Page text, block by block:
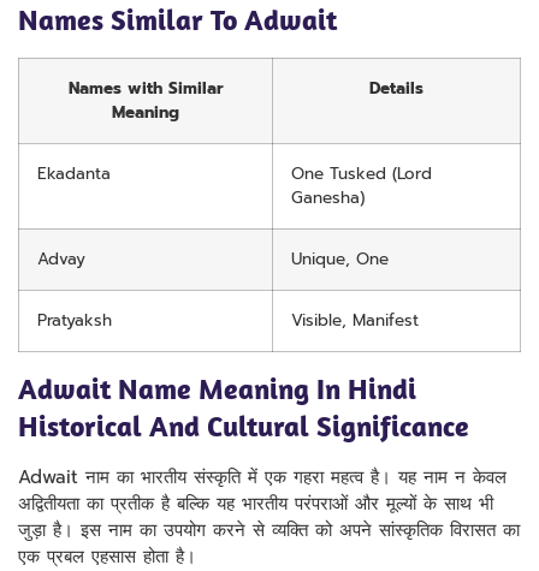
Names Similar To Adwait
Names with Similar
Meaning
Details
Ekadanta
One Tusked (Lord
Ganesha)
Advay Unique, One
Pratyaksh Visible, Manifest
Adwait Name Meaning In Hindi
Historical And Cultural Significance
Adwait नाम का भारतीय संस्कृति में एक गहरा महत्व है। यह नाम न केवल
अद्वितीयता का प्रतीक है बल्कि यह भारतीय परंपराओं और मूल्यों के साथ भी
जुड़ा है। इस नाम का उपयोग करने से व्यक्ति को अपने सांस्कृतिक विरासत का
एक प्रबल एहसास होता है।